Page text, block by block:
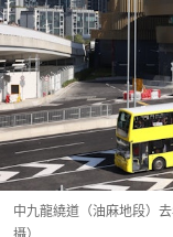
中九龍繞道（油麻地段）